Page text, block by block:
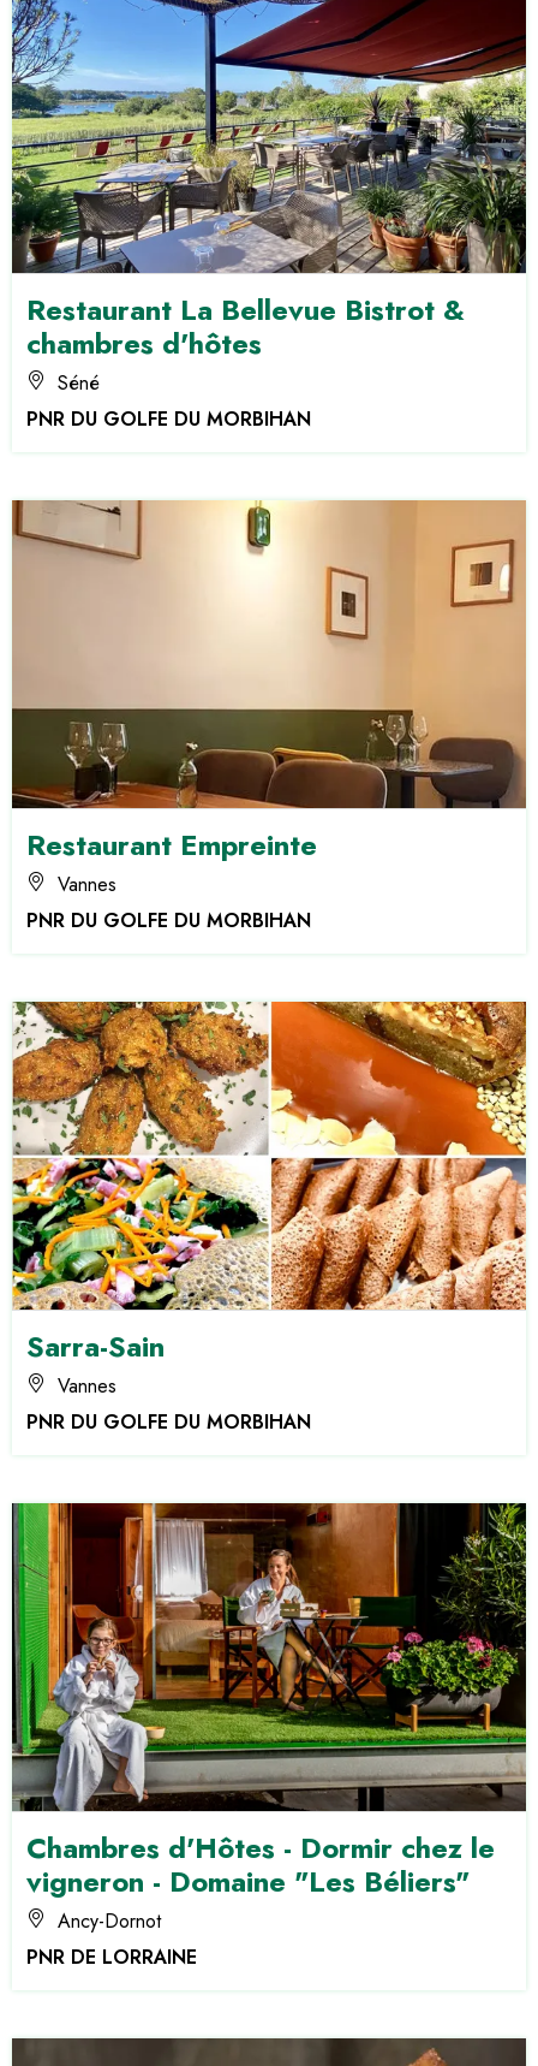
Restaurant La Bellevue Bistrot &
chambres d'hôtes
Séné
PNR DU GOLFE DU MORBIHAN
Restaurant Empreinte
Vannes
PNR DU GOLFE DU MORBIHAN
Sarra-Sain
Vannes
PNR DU GOLFE DU MORBIHAN
Chambres d'Hôtes - Dormir chez le
vigneron - Domaine "Les Béliers"
Ancy-Dornot
PNR DE LORRAINE